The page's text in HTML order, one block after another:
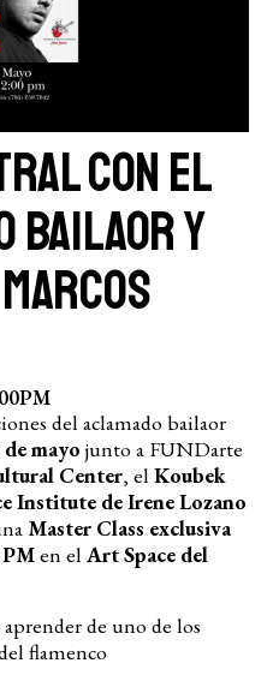
con el
bailaor y
del aclamado bailaor
de mayo junto a FUNDarte
Center, el Koubek
Institute de Irene Lozano
Master Class exclusiva
PMen el Art Space del
de uno de los
flamenco